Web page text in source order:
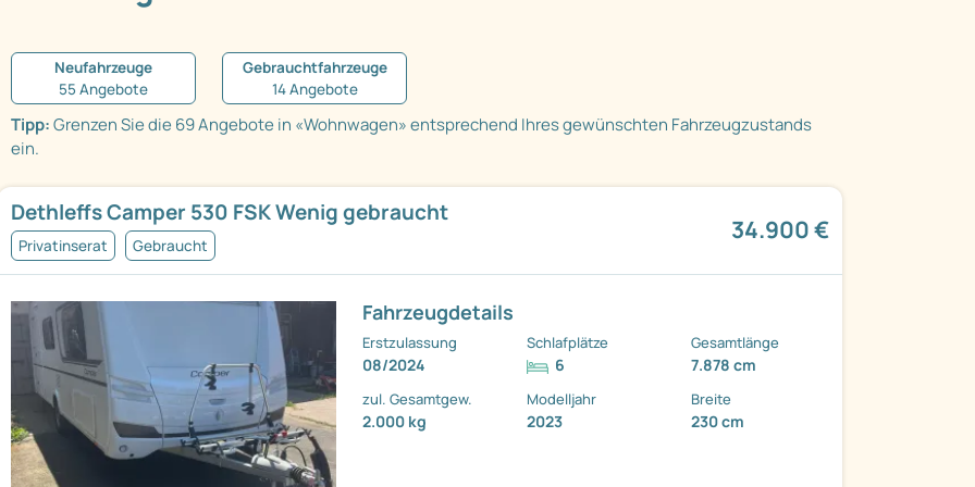
Neufahrzeuge
55 Angebote
Gebrauchtfahrzeuge
14 Angebote
Tipp:Grenzen Sie die 69 Angebote in «Wohnwagen» entsprechend Ihres gewünschten Fahrzeugzustands
ein.
Dethleffs Camper 530 FSK Wenig gebraucht
Privatinserat Gebraucht
34.900 €
Fahrzeugdetails
Erstzulassung
08/2024
Schlafplätze
6
Gesamtlänge
7.878 cm
zul. Gesamtgew.
2.000 kg
Modelljahr
2023
Breite
230 cm